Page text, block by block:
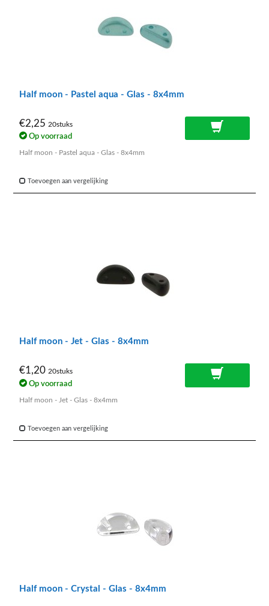
Half moon - Pastel aqua - Glas - 8x4mm
€2,25 20stuks
Op voorraad
Half moon - Pastel aqua - Glas - 8x4mm
Toevoegen aan vergelijking
Half moon - Jet - Glas - 8x4mm
€1,20 20stuks
Op voorraad
Half moon - Jet - Glas - 8x4mm
Toevoegen aan vergelijking
Half moon - Crystal - Glas - 8x4mm